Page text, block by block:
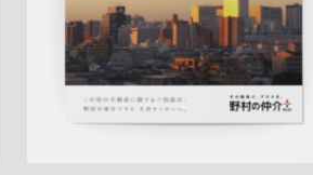
詳しく見る